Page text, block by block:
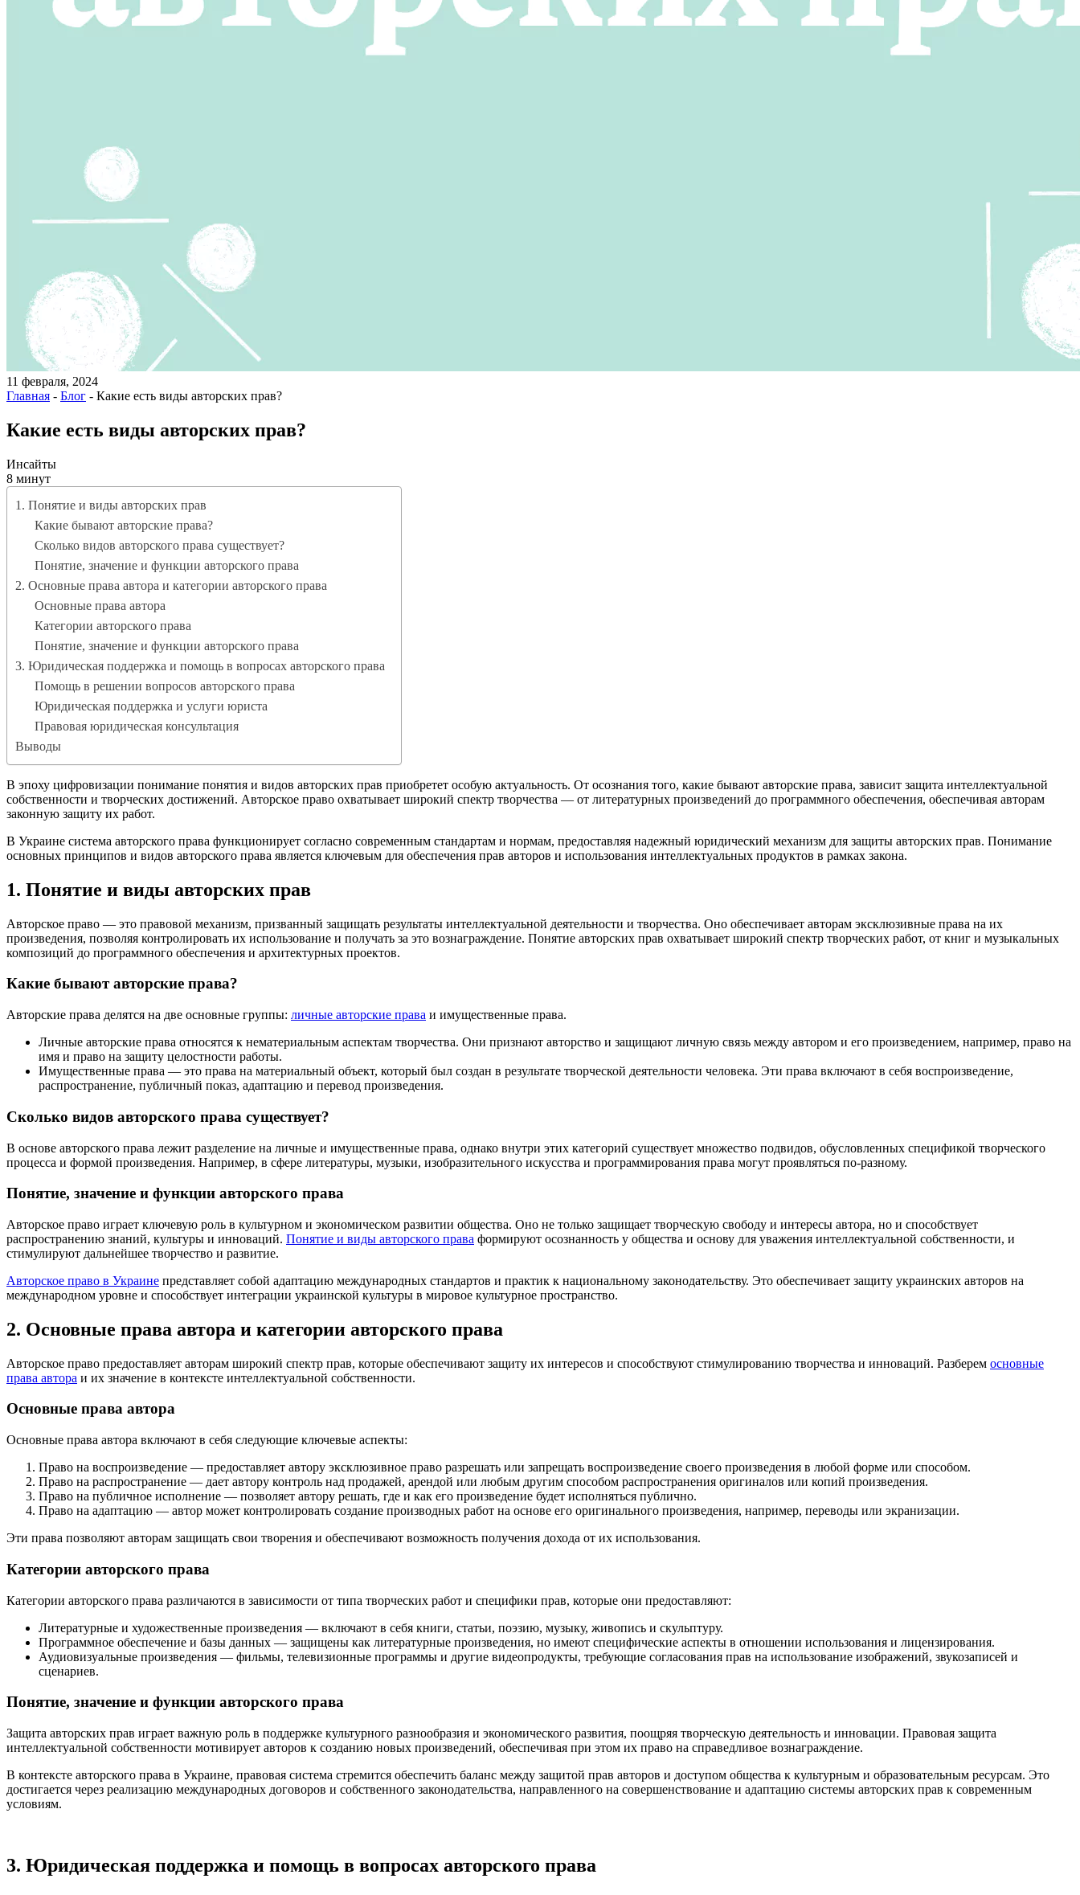
11 февраля, 2024
Главная - Блог - Какие есть виды авторских прав?
Какие есть виды авторских прав?
Инсайты
8 минут
1. Понятие и виды авторских прав
Какие бывают авторские права?
Сколько видов авторского права существует?
Понятие, значение и функции авторского права
2. Основные права автора и категории авторского права
Основные права автора
Категории авторского права
Понятие, значение и функции авторского права
3. Юридическая поддержка и помощь в вопросах авторского права
Помощь в решении вопросов авторского права
Юридическая поддержка и услуги юриста
Правовая юридическая консультация
Выводы
В эпоху цифровизации понимание понятия и видов авторских прав приобретет особую актуальность. От осознания того, какие бывают авторские права, зависит защита интеллектуальной
собственности и творческих достижений. Авторское право охватывает широкий спектр творчества — от литературных произведений до программного обеспечения, обеспечивая авторам
законную защиту их работ.
В Украине система авторского права функционирует согласно современным стандартам и нормам, предоставляя надежный юридический механизм для защиты авторских прав. Понимание
основных принципов и видов авторского права является ключевым для обеспечения прав авторов и использования интеллектуальных продуктов в рамках закона.
1. Понятие и виды авторских прав
Авторское право — это правовой механизм, призванный защищать результаты интеллектуальной деятельности и творчества. Оно обеспечивает авторам эксклюзивные права на их
произведения, позволяя контролировать их использование и получать за это вознаграждение. Понятие авторских прав охватывает широкий спектр творческих работ, от книг и музыкальных
композиций до программного обеспечения и архитектурных проектов.
Какие бывают авторские права?
Авторские права делятся на две основные группы: личные авторские права и имущественные права.
Личные авторские права относятся к нематериальным аспектам творчества. Они признают авторство и защищают личную связь между автором и его произведением, например, право на
имя и право на защиту целостности работы.
Имущественные права — это права на материальный объект, который был создан в результате творческой деятельности человека. Эти права включают в себя воспроизведение,
распространение, публичный показ, адаптацию и перевод произведения.
Сколько видов авторского права существует?
В основе авторского права лежит разделение на личные и имущественные права, однако внутри этих категорий существует множество подвидов, обусловленных спецификой творческого
процесса и формой произведения. Например, в сфере литературы, музыки, изобразительного искусства и программирования права могут проявляться по-разному.
Понятие, значение и функции авторского права
Авторское право играет ключевую роль в культурном и экономическом развитии общества. Оно не только защищает творческую свободу и интересы автора, но и способствует
распространению знаний, культуры и инноваций. Понятие и виды авторского права формируют осознанность у общества и основу для уважения интеллектуальной собственности, и
стимулируют дальнейшее творчество и развитие.
Авторское право в Украине представляет собой адаптацию международных стандартов и практик к национальному законодательству. Это обеспечивает защиту украинских авторов на
международном уровне и способствует интеграции украинской культуры в мировое культурное пространство.
2. Основные права автора и категории авторского права
Авторское право предоставляет авторам широкий спектр прав, которые обеспечивают защиту их интересов и способствуют стимулированию творчества и инноваций. Разберем основные
права автора и их значение в контексте интеллектуальной собственности.
Основные права автора
Основные права автора включают в себя следующие ключевые аспекты:
Право на воспроизведение — предоставляет автору эксклюзивное право разрешать или запрещать воспроизведение своего произведения в любой форме или способом.
Право на распространение — дает автору контроль над продажей, арендой или любым другим способом распространения оригиналов или копий произведения.
Право на публичное исполнение — позволяет автору решать, где и как его произведение будет исполняться публично.
Право на адаптацию — автор может контролировать создание производных работ на основе его оригинального произведения, например, переводы или экранизации.
Эти права позволяют авторам защищать свои творения и обеспечивают возможность получения дохода от их использования.
Категории авторского права
Категории авторского права различаются в зависимости от типа творческих работ и специфики прав, которые они предоставляют:
Литературные и художественные произведения — включают в себя книги, статьи, поэзию, музыку, живопись и скульптуру.
Программное обеспечение и базы данных — защищены как литературные произведения, но имеют специфические аспекты в отношении использования и лицензирования.
Аудиовизуальные произведения — фильмы, телевизионные программы и другие видеопродукты, требующие согласования прав на использование изображений, звукозаписей и
сценариев.
Понятие, значение и функции авторского права
Защита авторских прав играет важную роль в поддержке культурного разнообразия и экономического развития, поощряя творческую деятельность и инновации. Правовая защита
интеллектуальной собственности мотивирует авторов к созданию новых произведений, обеспечивая при этом их право на справедливое вознаграждение.
В контексте авторского права в Украине, правовая система стремится обеспечить баланс между защитой прав авторов и доступом общества к культурным и образовательным ресурсам. Это
достигается через реализацию международных договоров и собственного законодательства, направленного на совершенствование и адаптацию системы авторских прав к современным
условиям.
3. Юридическая поддержка и помощь в вопросах авторского права